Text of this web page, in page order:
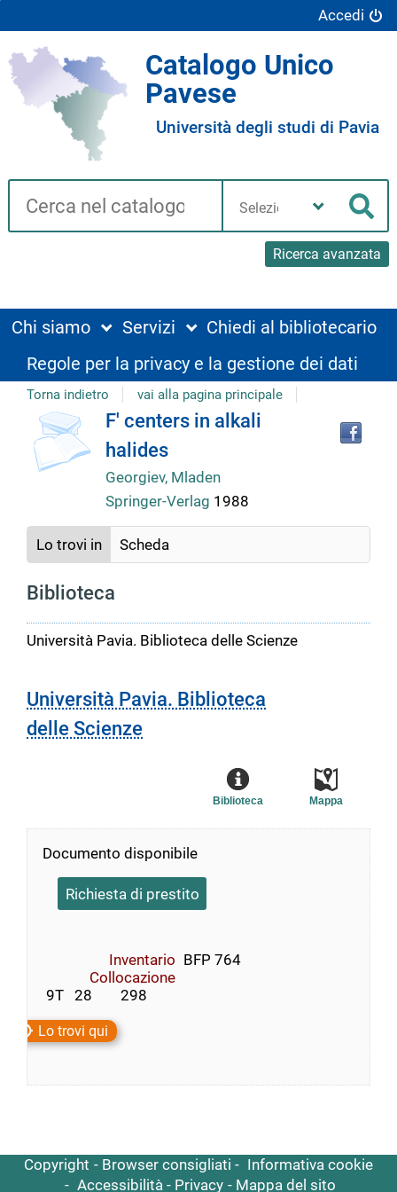
Accedi
Catalogo Unico
Pavese
Università degli studi di Pavia
Cerca su "Catalogo"
Ricerca avanzata
biblioteca
Chi siamo Servizi
Chiedi al bibliotecario
Regole per la privacy e la gestione dei dati
Torna indietro vai alla pagina principale
Dettaglio
del
documento
F' centers in alkali
halides
Georgiev, Mladen
Springer-Verlag 1988
Lo trovi in Scheda
Biblioteca
Università Pavia. Biblioteca delle Scienze
Università Pavia. Biblioteca
delle Scienze
Mappa
Biblioteca
Documento disponibile
Richiesta di prestito
Inventario BFP 764
Collocazione
9T   28        298
Lo trovi qui
Copyright Browser consigliati
Informativa cookie
Accessibilità
Privacy Mappa del sito